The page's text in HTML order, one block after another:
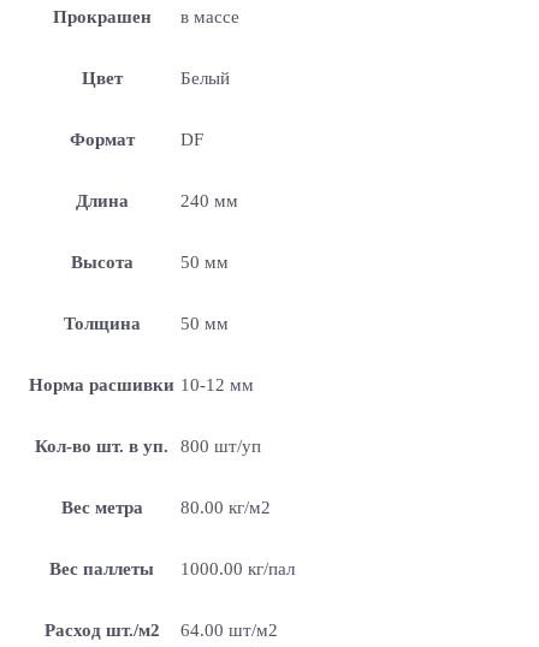
Прокрашен в массе
Цвет Белый
Формат DF
Длина 240 мм
Высота 50 мм
Толщина 50 мм
Норма расшивки 10-12 мм
Кол-во шт. в уп. 800 шт/уп
Вес метра 80.00 кг/м2
Вес паллеты 1000.00 кг/пал
Расход шт./м2 64.00 шт/м2